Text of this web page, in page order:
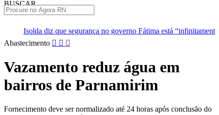
BUSCAR
no governo Fátima está “infinitamente melhor”
TJRN
Pular
conteúdo
Abastecimento
Vazamento reduz água em
bairros de Parnamirim
Fornecimento deve ser normalizado até 24 horas após conclusão do